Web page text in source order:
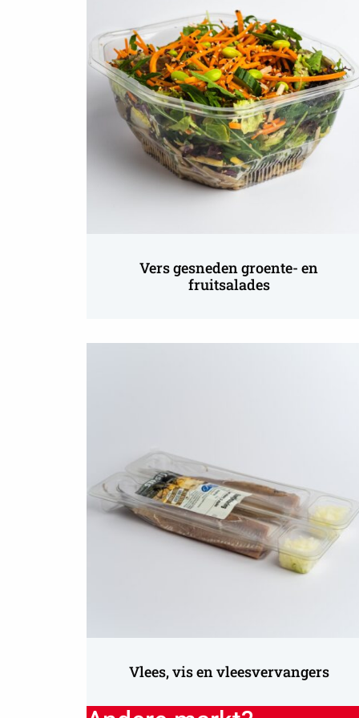
Vers gesneden groente- en
fruitsalades
gesneden
groente-
en
fruitsalades
Vlees, vis en vleesvervangers
vleesvervangers